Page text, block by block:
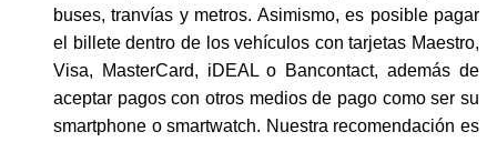
buses, tranvías y metros. Asimismo, es posible pagar
el billete dentro de los vehículos con tarjetas Maestro,
Visa, MasterCard, iDEAL o Bancontact, además de
aceptar pagos con otros medios de pago como ser su
smartphone o smartwatch. Nuestra recomendación es